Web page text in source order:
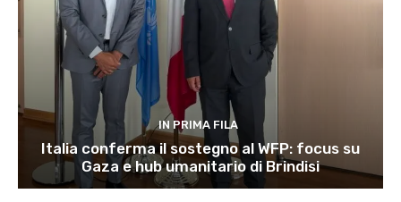
IN PRIMA FILA
Italia conferma il sostegno al WFP: focus su
Gaza e hub umanitario di Brindisi